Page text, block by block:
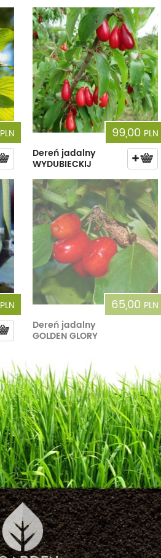
PLN
99,00 PLN
Dereń jadalny
WYDUBIECKIJ
PLN
65,00 PLN
Dereń jadalny
GOLDEN GLORY